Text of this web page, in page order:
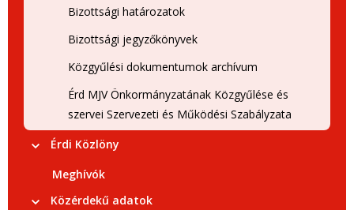
Bizottsági határozatok
Bizottsági jegyzőkönyvek
Közgyűlési dokumentumok archívum
Érd MJV Önkormányzatának Közgyűlése és
szervei Szervezeti és Működési Szabályzata
Érdi Közlöny
Meghívók
Közérdekű adatok